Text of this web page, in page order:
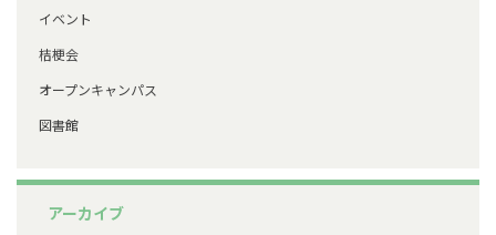
イベント
桔梗会
オープンキャンパス
図書館
アーカイブ